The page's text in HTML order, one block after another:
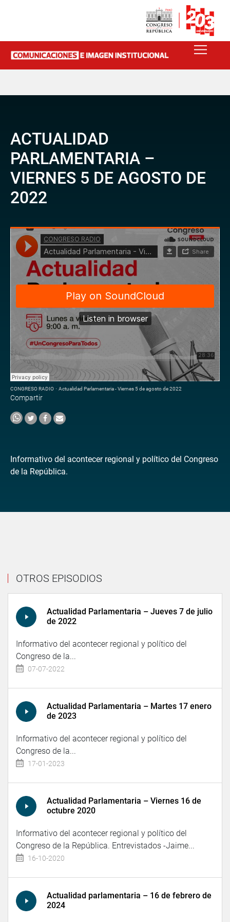
ACTUALIDAD
PARLAMENTARIA –
VIERNES 5 DE AGOSTO DE
2022
CONGRESO RADIO · Actualidad Parlamentaria - Viernes 5 de agosto de 2022
Compartir
Informativo del acontecer regional y político del Congreso
de la República.
OTROS EPISODIOS
Actualidad Parlamentaria – Jueves 7 de julio
de 2022
Informativo del acontecer regional y político del
Congreso de la...
07-07-2022
Actualidad Parlamentaria – Martes 17 enero
de 2023
Informativo del acontecer regional y político del
Congreso de la...
17-01-2023
Actualidad Parlamentaria – Viernes 16 de
octubre 2020
Informativo del acontecer regional y político del
Congreso de la República. Entrevistados -Jaime...
16-10-2020
Actualidad parlamentaria – 16 de febrero de
2024